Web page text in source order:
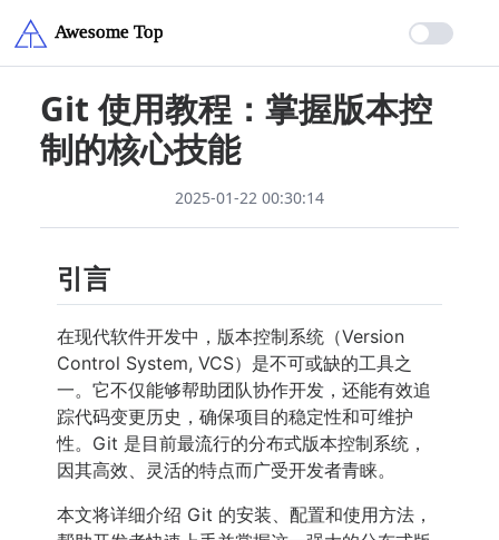
Git 使用教程：掌握版本控
制的核心技能
2025-01-22 00:30:14
引言
在现代软件开发中，版本控制系统（Version
Control System, VCS）是不可或缺的工具之
一。它不仅能够帮助团队协作开发，还能有效追
踪代码变更历史，确保项目的稳定性和可维护
性。Git 是目前最流行的分布式版本控制系统，
因其高效、灵活的特点而广受开发者青睐。
本文将详细介绍 Git 的安装、配置和使用方法，